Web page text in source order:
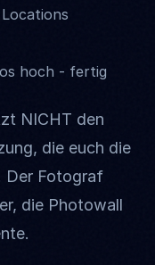
hoch - fertig
NICHT den
die euch die
Der Fotograf
die Photowall